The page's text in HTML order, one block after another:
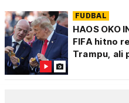
FUDBAL
HAOS OKO
FIFA hitno
Trampu, ali